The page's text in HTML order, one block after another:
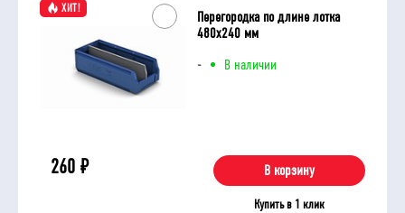
ХИТ!
- В наличии
Перегородка по длине лотка
480х240 мм
260 ₽ В корзину
Купить в 1 клик